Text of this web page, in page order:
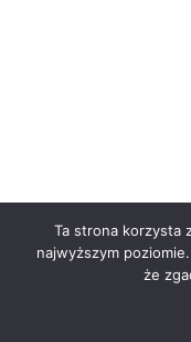
Ta strona korzysta
najwyższym
że